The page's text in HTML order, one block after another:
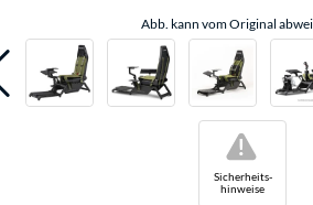
Abb. kann vom Original
Sicherheits-
hinweise
!